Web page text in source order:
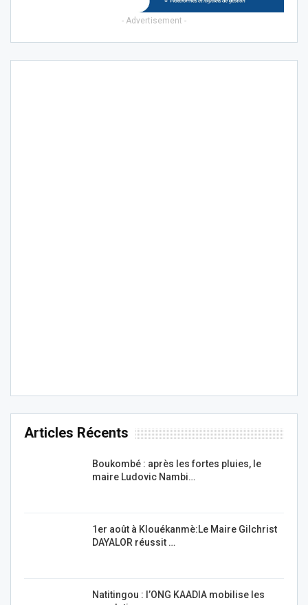
- Advertisement -
Articles Récents
Boukombé : après les fortes pluies, le
maire Ludovic Nambi…
1er août à Klouékanmè:Le Maire Gilchrist
DAYALOR réussit …
Natitingou : l’ONG KAADIA mobilise les